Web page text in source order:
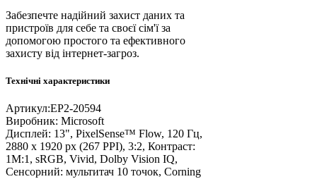
Забезпечте надійний захист даних та
пристроїв для себе та своєї сім'ї за
допомогою простого та ефективного
захисту від інтернет-загроз.
Технічні характеристики
Артикул:EP2-20594
Виробник: Microsoft
Дисплей: 13", PixelSense™ Flow, 120 Гц,
2880 х 1920 px (267 PPI), 3:2, Контраст:
1M:1, sRGB, Vivid, Dolby Vision IQ,
Сенсорний: мультитач 10 точок, Corning